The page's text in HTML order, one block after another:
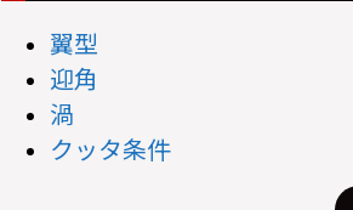
翼型
迎角
渦
クッタ条件